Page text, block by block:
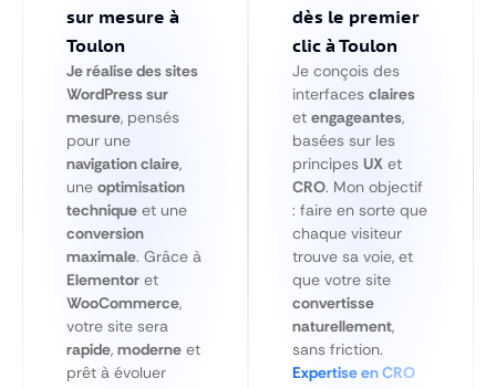
sur mesure à
Toulon
Je réalise des sites
WordPress sur
mesure, pensés
pour une
navigation claire,
une optimisation
technique et une
conversion
maximale. Grâce à
Elementor et
WooCommerce,
votre site sera
rapide, moderne et
prêt à évoluer
dès le premier
clic à Toulon
Je conçois des
interfaces claires
et engageantes,
basées sur les
principes UX et
CRO. Mon objectif
: faire en sorte que
chaque visiteur
trouve sa voie, et
que votre site
convertisse
naturellement,
sans friction.
Expertise en CRO